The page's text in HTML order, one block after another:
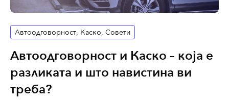
Автоодговорност, Каско, Совети
Автоодговорност и Каско – која е
разликата и што навистина ви
треба?